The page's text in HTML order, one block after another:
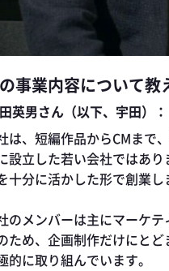
事業内容について教
英男さん（以下、宇田）：
は、短編作品からCMまで
設立した若い会社ではあ
十分に活かした形で創業し
のメンバーは主にマーケ
ため、企画制作だけにと
的に取り組んでいます。